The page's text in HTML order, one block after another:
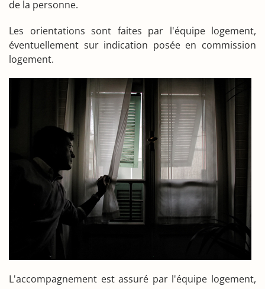
de la personne.
Les orientations sont faites par l'équipe logement,
éventuellement sur indication posée en commission
logement.
L'accompagnement est assuré par l'équipe logement,